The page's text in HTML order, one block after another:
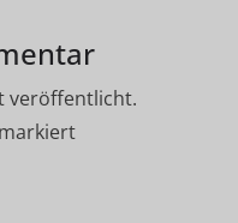
veröffentlicht.
markiert